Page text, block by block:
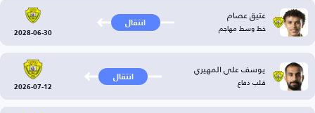
عتيق عصام
خط وسط مهاجم انتقال
2028-06-30
يوسف علي المهيري
قلب دفاع انتقال
2026-07-12